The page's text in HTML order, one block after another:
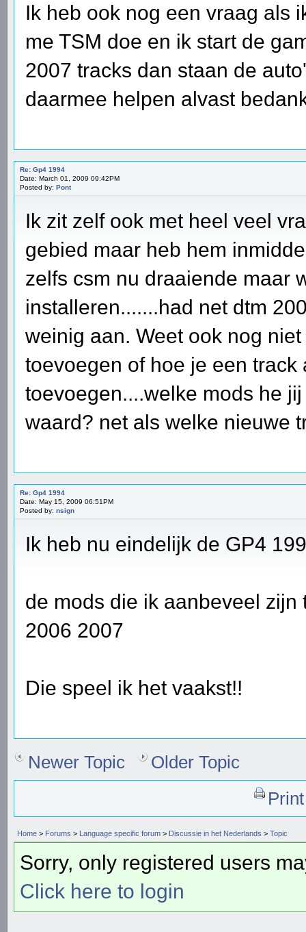
Ik heb ook nog een vraag als
me TSM doe en ik start de
2007 tracks dan staan de
daarmee helpen alvast
Re: Gp4 1994
Date: March 01, 2009 09:42PM
Posted by: Pont
Ik zit zelf ook met heel veel
gebied maar heb hem
zelfs csm nu draaiende maar
installeren.......had net dtm
weinig aan. Weet ook nog
toevoegen of hoe je een
toevoegen....welke mods he
waard? net als welke nieuwe
Re: Gp4 1994
Date: May 15, 2009 06:51PM
Posted by: nsign
Ik heb nu eindelijk de GP4
de mods die ik aanbeveel
2006 2007
Die speel ik het vaakst!!
Newer Topic
Older Topic
Home > Forums > Language specific forum > Discussie in het Nederlands > Topic
Sorry, only registered users
Click here to login